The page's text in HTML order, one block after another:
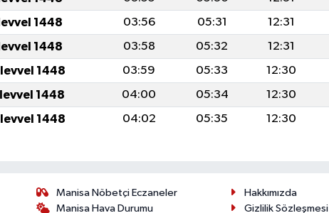
1448 03:56 05:31 12:31
1448 03:58 05:32 12:31
1448 03:59 05:33 12:30
1448 04:00 05:34 12:30
1448 04:02 05:35 12:30
Manisa Nöbetçi Eczaneler
Manisa Hava Durumu
Hakkımızda
Gizlilik Sözleşmesi